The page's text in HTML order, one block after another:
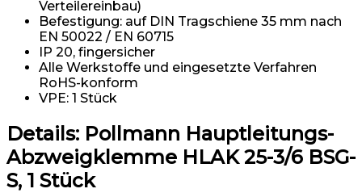
Verteilereinbau)
Befestigung: auf DIN Tragschiene 35 mm nach
EN 50022 / EN 60715
IP 20, fingersicher
Alle Werkstoffe und eingesetzte Verfahren
RoHS-konform
VPE: 1 Stück
Details: Pollmann Hauptleitungs-
Abzweigklemme HLAK 25-3/6 BSG-
S, 1 Stück